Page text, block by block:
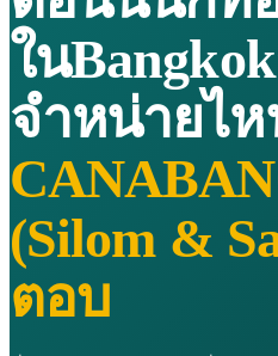
ใน
จำหน่ายไ
(Silom &
ตอบ